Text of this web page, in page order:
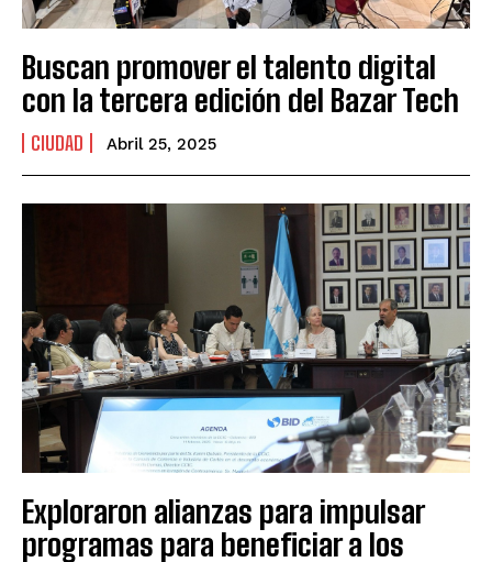
Buscan promover el talento digital
con la tercera edición del Bazar Tech
CIUDAD Abril 25, 2025
Exploraron alianzas para impulsar
programas para beneficiar a los